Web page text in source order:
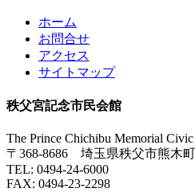
ホーム
お問合せ
アクセス
サイトマップ
秩父宮記念市民会館
The Prince Chichibu Memorial
〒368-8686 埼玉県秩父市熊木
TEL: 0494-24-6000
FAX: 0494-23-2298